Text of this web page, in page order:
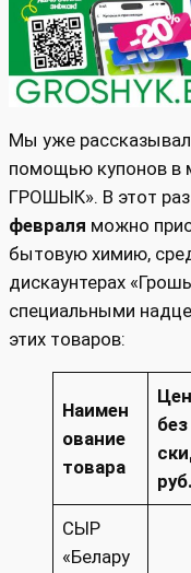
Мы уже
помощью купонов в
ГРОШЫК». В этот
февраля можно
бытовую химию,
дискаунтерах
специальными
этих товаров:
Наимен
ование
товара
без
руб.
СЫР
«Белару